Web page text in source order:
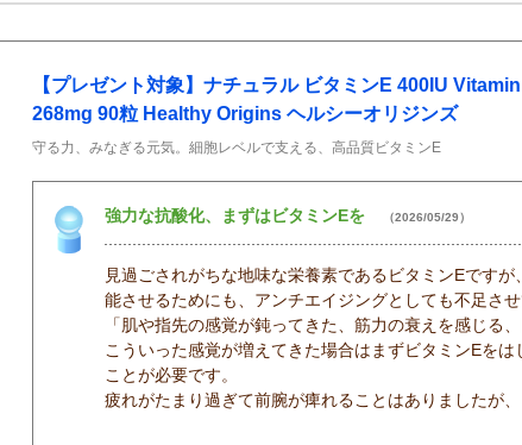
【プレゼント対象】ナチュラル ビタミンE 400IU
268mg 90粒 Healthy Origins ヘルシーオリジンズ
守る力、みなぎる元気。細胞レベルで支える、高品質ビタミンE
強力な抗酸化、まずはビタミンEを （2026/05/29）
見過ごされがちな地味な栄養素であるビタミンEです
能させるためにも、アンチエイジングとしても不足さ
「肌や指先の感覚が鈍ってきた、筋力の衰えを感じる
こういった感覚が増えてきた場合はまずビタミンEを
ことが必要です。
疲れがたまり過ぎて前腕が痺れることはありましたが